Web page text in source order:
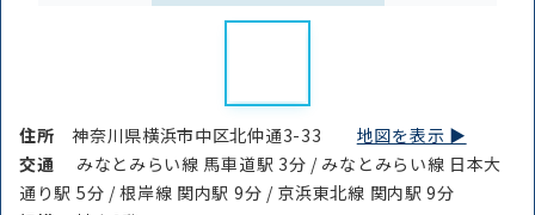
住所神奈川県横浜市中区北仲通3-33 地図を表示 ▶︎
交通
みなとみらい線 馬車道駅 3分 / みなとみらい線 日本大
通り駅 5分 / 根岸線 関内駅 9分 / 京浜東北線 関内駅 9分